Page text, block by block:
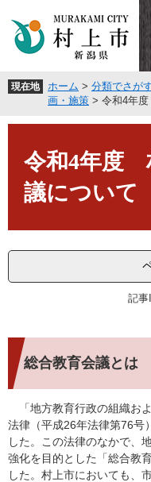
頭
す
飛
し
現在地 ホーム > 分類でさが
画・施策 > 令和4年
令和4年度
議について
記事
総合教育会議とは
「地方教育行政の組織お
法律（平成26年法律第76号
した。この法律のなかで、
強化を目的とした「総合教
した。村上市においても、